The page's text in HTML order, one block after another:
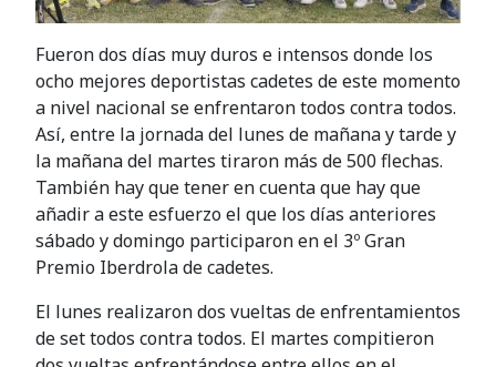
Fueron dos días muy duros e intensos donde los
ocho mejores deportistas cadetes de este momento
a nivel nacional se enfrentaron todos contra todos.
Así, entre la jornada del lunes de mañana y tarde y
la mañana del martes tiraron más de 500 flechas.
También hay que tener en cuenta que hay que
añadir a este esfuerzo el que los días anteriores
sábado y domingo participaron en el 3º Gran
Premio Iberdrola de cadetes.
El lunes realizaron dos vueltas de enfrentamientos
de set todos contra todos. El martes compitieron